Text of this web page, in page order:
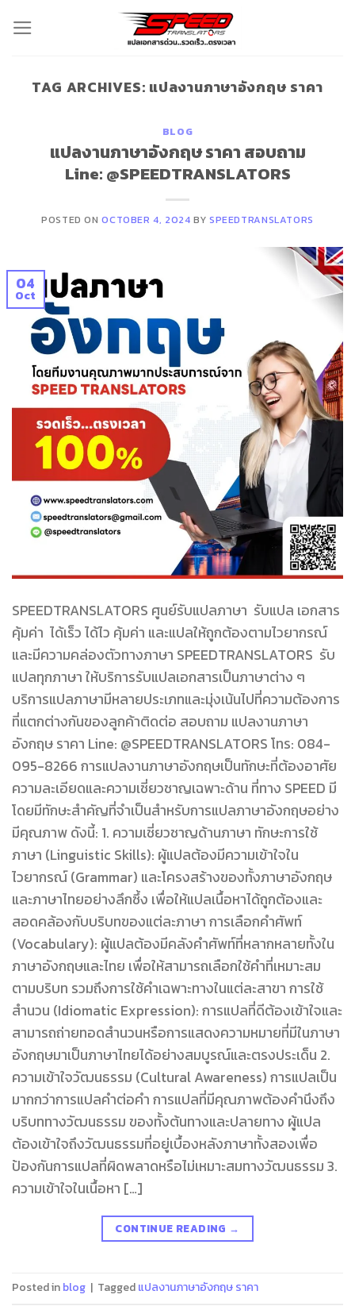
TAG ARCHIVES: แปลงานภาษาอังกฤษ ราคา
BLOG
แปลงานภาษาอังกฤษ ราคา สอบถาม
Line: @SPEEDTRANSLATORS
POSTED ONOCTOBER 4, 2024 BYSPEEDTRANSLATORS
04
Oct
SPEEDTRANSLATORS ศูนย์รับแปลภาษา รับแปล เอกสาร
คุ้มค่า ได้เร็ว ได้ไว คุ้มค่า และแปลให้ถูกต้องตามไวยากรณ์
และมีความคล่องตัวทางภาษา SPEEDTRANSLATORS รับ
แปลทุกภาษา ให้บริการรับแปลเอกสารเป็นภาษาต่าง ๆ
บริการแปลภาษามีหลายประเภทและมุ่งเน้นไปที่ความต้องการ
ที่แตกต่างกันของลูกค้าติดต่อ สอบถาม แปลงานภาษา
อังกฤษ ราคา Line: @SPEEDTRANSLATORS โทร: 084-
095-8266 การแปลงานภาษาอังกฤษเป็นทักษะที่ต้องอาศัย
ความละเอียดและความเชี่ยวชาญเฉพาะด้าน ที่ทาง SPEED มี
โดยมีทักษะสำคัญที่จำเป็นสำหรับการแปลภาษาอังกฤษอย่าง
มีคุณภาพ ดังนี้: 1. ความเชี่ยวชาญด้านภาษา ทักษะการใช้
ภาษา (Linguistic Skills): ผู้แปลต้องมีความเข้าใจใน
ไวยากรณ์ (Grammar) และโครงสร้างของทั้งภาษาอังกฤษ
และภาษาไทยอย่างลึกซึ้ง เพื่อให้แปลเนื้อหาได้ถูกต้องและ
สอดคล้องกับบริบทของแต่ละภาษา การเลือกคำศัพท์
(Vocabulary): ผู้แปลต้องมีคลังคำศัพท์ที่หลากหลายทั้งใน
ภาษาอังกฤษและไทย เพื่อให้สามารถเลือกใช้คำที่เหมาะสม
ตามบริบท รวมถึงการใช้คำเฉพาะทางในแต่ละสาขา การใช้
สำนวน (Idiomatic Expression): การแปลที่ดีต้องเข้าใจและ
สามารถถ่ายทอดสำนวนหรือการแสดงความหมายที่มีในภาษา
อังกฤษมาเป็นภาษาไทยได้อย่างสมบูรณ์และตรงประเด็น 2.
ความเข้าใจวัฒนธรรม (Cultural Awareness) การแปลเป็น
มากกว่าการแปลคำต่อคำ การแปลที่มีคุณภาพต้องคำนึงถึง
บริบททางวัฒนธรรม ของทั้งต้นทางและปลายทาง ผู้แปล
ต้องเข้าใจถึงวัฒนธรรมที่อยู่เบื้องหลังภาษาทั้งสองเพื่อ
ป้องกันการแปลที่ผิดพลาดหรือไม่เหมาะสมทางวัฒนธรรม 3.
ความเข้าใจในเนื้อหา […]
CONTINUE READING →
Posted inblog | Taggedแปลงานภาษาอังกฤษ ราคา